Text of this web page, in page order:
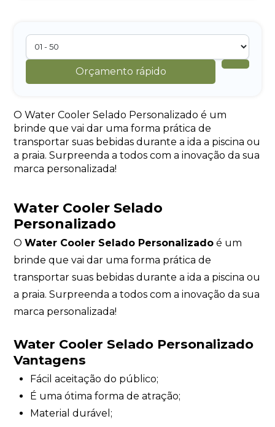
Orçamento rápido
O Water Cooler Selado Personalizado é um
brinde que vai dar uma forma prática de
transportar suas bebidas durante a ida a piscina ou
a praia. Surpreenda a todos com a inovação da sua
marca personalizada!
Water Cooler Selado
Personalizado
OWater Cooler Selado Personalizado é um
brinde que vai dar uma forma prática de
transportar suas bebidas durante a ida a piscina ou
a praia. Surpreenda a todos com a inovação da sua
marca personalizada!
Water Cooler Selado Personalizado
Vantagens
Fácil aceitação do público;
É uma ótima forma de atração;
Material durável;